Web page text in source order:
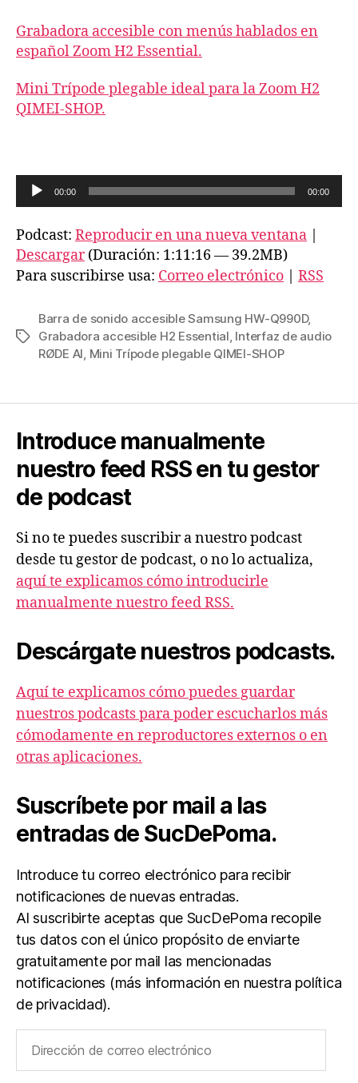
Grabadora accesible con menús hablados en
español Zoom H2 Essential.
Mini Trípode plegable ideal para la Zoom H2
QIMEI-SHOP.
e
p
r
o
c
r
a
d
i
o
00:00 00:00
Podcast: Reproducir en una nueva ventana |
Descargar(Duración: 1:11:16 — 39.2MB)
Para suscribirse usa: Correo electrónico | RSS
Etiquetas
Barra de sonido accesible Samsung HW-Q990D,
Grabadora accesible H2 Essential Interfaz de audio
RØDE AI Mini Trípode plegable QIMEI-SHOP
Introduce manualmente
nuestro feed RSS en tu gestor
de podcast
Si no te puedes suscribir a nuestro podcast
desde tu gestor de podcast, o no lo actualiza,
aquí te explicamos cómo introducirle
manualmente nuestro feed RSS.
Descárgate nuestros podcasts.
Aquí te explicamos cómo puedes guardar
nuestros podcasts para poder escucharlos más
cómodamente en reproductores externos o en
otras aplicaciones.
Suscríbete por mail a las
entradas de SucDePoma.
Introduce tu correo electrónico para recibir
notificaciones de nuevas entradas.
Al suscribirte aceptas que SucDePoma recopile
tus datos con el único propósito de enviarte
gratuitamente por mail las mencionadas
notificaciones (más información en nuestra política
de privacidad).
correo